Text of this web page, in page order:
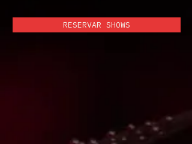
RESERVAR SHOWS